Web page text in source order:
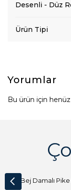
Desenli - Düz
Ürün Tipi
Yorumlar
Bu ürün için henüz
Açık Bej Damalı